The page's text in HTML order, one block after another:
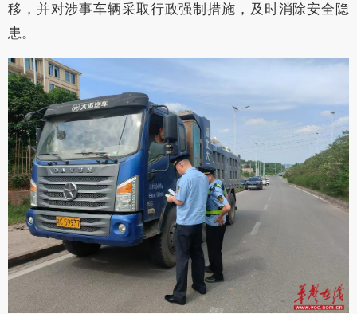
移，并对涉事车辆采取行政强制措施，及时消除安全隐
患。